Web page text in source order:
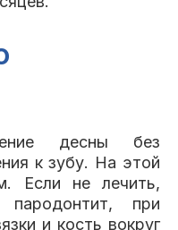
десны без
к зубу. На этой
Если не лечить,
пародонтит, при
и кость вокруг